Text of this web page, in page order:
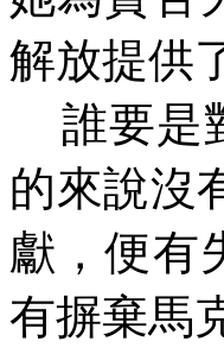
解放提供
誰要是
的來說沒
獻，便有
有摒棄馬